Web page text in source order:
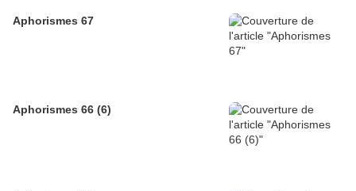
Aphorismes 67
Aphorismes 66 (6)